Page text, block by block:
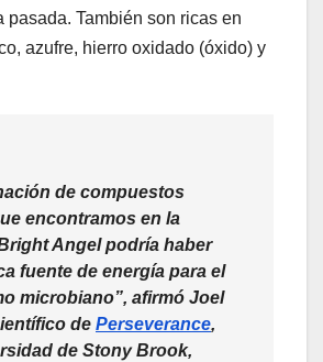
pasada. También son ricas en
azufre, hierro oxidado (óxido) y
de compuestos
encontramos en la
Angel podría haber
fuente de energía para el
microbiano”, afirmó Joel
de Perseverance,
de Stony Brook,